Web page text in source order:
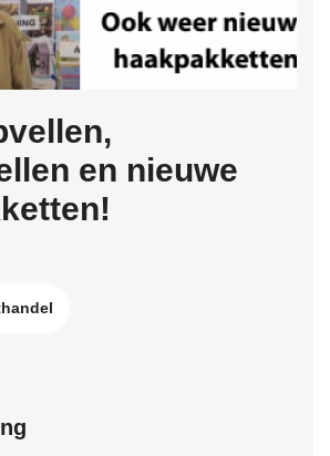
en nieuwe